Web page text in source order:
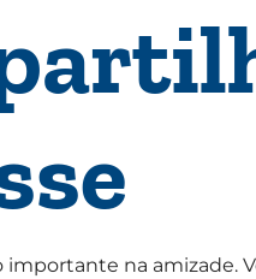
na amizade.